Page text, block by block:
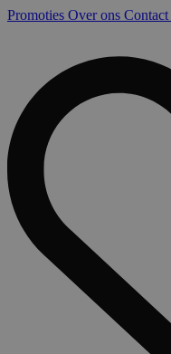
Promoties Over ons Contact